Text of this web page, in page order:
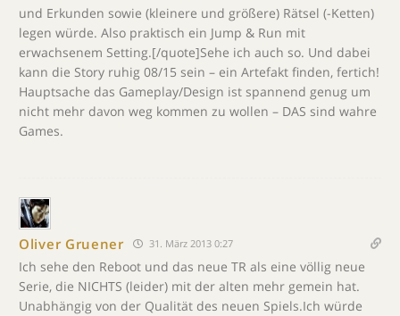
und Erkunden sowie (kleinere und größere) Rätsel (-Ketten)
legen würde. Also praktisch ein Jump & Run mit
erwachsenem Setting.[/quote]Sehe ich auch so. Und dabei
kann die Story ruhig 08/15 sein – ein Artefakt finden, fertich!
Hauptsache das Gameplay/Design ist spannend genug um
nicht mehr davon weg kommen zu wollen – DAS sind wahre
Games.
Oliver Gruener 31. März 2013 0:27
Ich sehe den Reboot und das neue TR als eine völlig neue
Serie, die NICHTS (leider) mit der alten mehr gemein hat.
Unabhängig von der Qualität des neuen Spiels.Ich würde